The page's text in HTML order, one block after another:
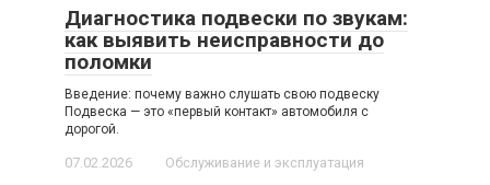
Диагностика подвески по звукам:
как выявить неисправности до
поломки
Введение: почему важно слушать свою подвеску
Подвеска — это «первый контакт» автомобиля с
дорогой.
07.02.2026 Обслуживание и эксплуатация